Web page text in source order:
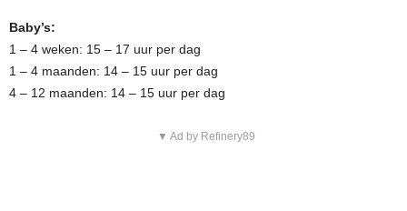
Baby’s:
1 – 4 weken: 15 – 17 uur per dag
1 – 4 maanden: 14 – 15 uur per dag
4 – 12 maanden: 14 – 15 uur per dag
▼ Ad by Refinery89